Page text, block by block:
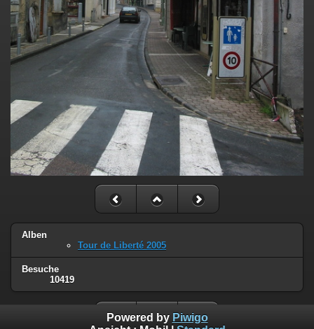
Alben
Tour de Liberté 2005
Besuche
10419
Powered by Piwigo